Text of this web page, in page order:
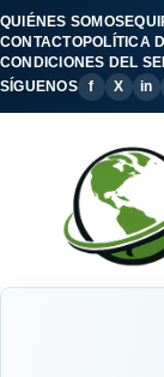
QUIÉNES SOMOS
CONTACTOPOLÍTICA
CONDICIONES DEL
SÍGUENOS
f X in